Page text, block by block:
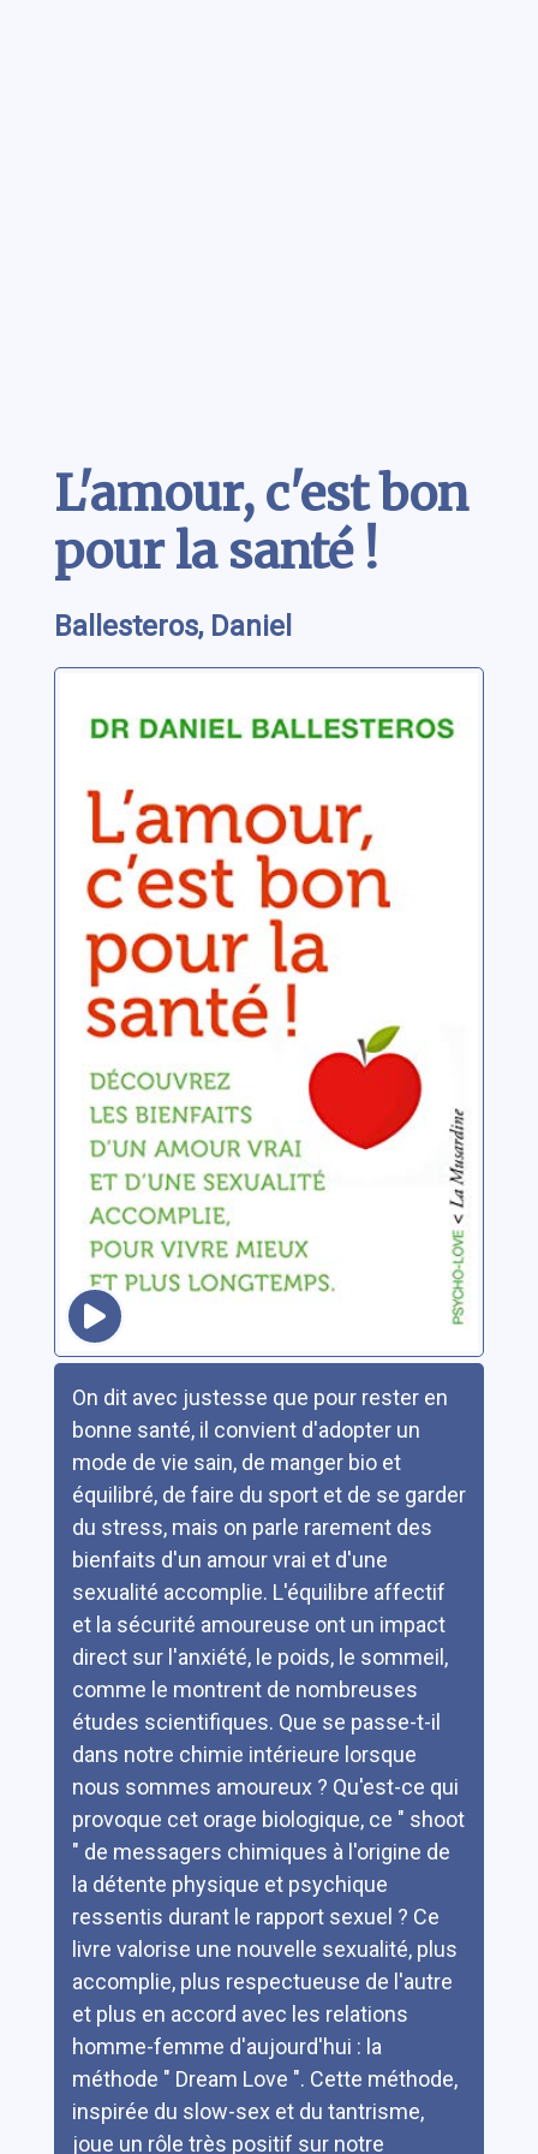
L'amour, c'est bon
pour la santé !
Ballesteros, Daniel
On dit avec justesse que pour rester en
bonne santé, il convient d'adopter un
mode de vie sain, de manger bio et
équilibré, de faire du sport et de se garder
du stress, mais on parle rarement des
bienfaits d'un amour vrai et d'une
sexualité accomplie. L'équilibre affectif
et la sécurité amoureuse ont un impact
direct sur l'anxiété, le poids, le sommeil,
comme le montrent de nombreuses
études scientifiques. Que se passe-t-il
dans notre chimie intérieure lorsque
nous sommes amoureux ? Qu'est-ce qui
provoque cet orage biologique, ce " shoot
" de messagers chimiques à l'origine de
la détente physique et psychique
ressentis durant le rapport sexuel ? Ce
livre valorise une nouvelle sexualité, plus
accomplie, plus respectueuse de l'autre
et plus en accord avec les relations
homme-femme d'aujourd'hui : la
méthode " Dream Love ". Cette méthode,
inspirée du slow-sex et du tantrisme,
joue un rôle très positif sur notre